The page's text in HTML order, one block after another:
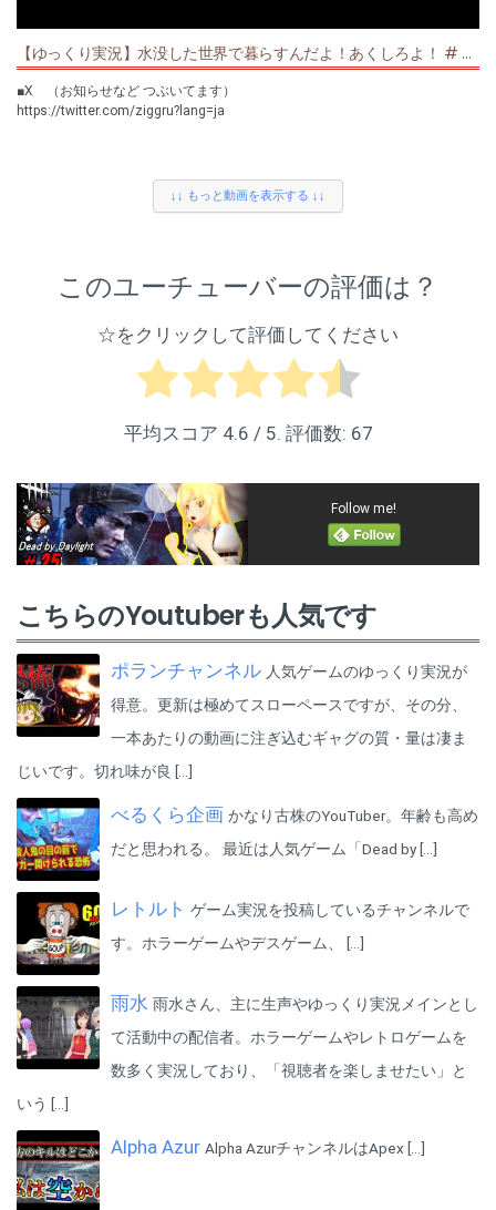
【MMD】
霊夢：にがもん様
http://ch.nicovideo.jp/super_sierra/blomaga/ar109409
魔理沙：にがもん様
【Arizona Sunshine】
https://www.youtube.com/playlist?
list=PL9WHkLDDeCHmYboex7Jb2a4FvJSoW4WU2
【BGM】
・魔王魂 様
http://maoudamashii.jokersounds.com/
・NoCopyrightSounds 様
https://www.youtube.com/channel/UC_aEa8K-EOJ3D6gOs7HcyNg
http://musmus.main.jp/
http://ch.nicovideo.jp/super_sierra/blomaga/ar109409
魔理沙：にがもん様
http://ch.nicovideo.jp/super_sierra/blomaga/ar109409
妖夢：アールビット様
http://www.nicovideo.jp/watch/sm17437131
【終了画面】
・妖夢の立ち絵･･･製作：ざっくチャン様（@Zaq_1129）
【I Expect You to Die】
mkLOPSorJxI
list=PL9WHkLDDeCHkw4bJUOiHOrhwpckFeFYCY
【単発リスト】
list=PL9WHkLDDeCHk6Le7x0ds1aLkPPjf6OsTv
https://www.youtube.com/playlist?list=PL9WHkLDDeCHkVQs0n7qrqM4-
list=PL9WHkLDDeCHmYboex7Jb2a4FvJSoW4WU2
【PARTY HARD】
https://www.youtube.com/playlist?list=PL9WHkLDDeCHlXopi-
【BGM】
・魔王魂 様
http://maoudamashii.jokersounds.com/
・NoCopyrightSounds 様
・mus mus 様
http://musmus.main.jp/
【MMD】
霊夢：にがもん様
http://ch.nicovideo.jp/super_sierra/blomaga/ar109409
魔理沙：にがもん様
http://ch.nicovideo.jp/super_sierra/blomaga/ar109409
妖夢：アールビット様
http://www.nicovideo.jp/watch/sm17437131
【終了画面】
・妖夢の立ち絵･･･製作：ざっくチャン様（@Zaq_1129）
【ゆっくり実況】水没した世界で暮らすんだよ！あくしろよ！ # 2 【Raft】
■X （お知らせなど つぶいてます）
https://twitter.com/ziggru?lang=ja
【DEAD BY DAYLIGHT】
list=PL9WHkLDDeCHmvVnq73Pcum8_ibX6kTpFl
【Friday the 13th The Game】
https://www.youtube.com/playlist?
mkLOPSorJxI
【Budget Cuts】
https://www.youtube.com/playlist?
list=PL9WHkLDDeCHkw4bJUOiHOrhwpckFeFYCY
【Beat Saber】
https://www.youtube.com/playlist?
【単発リスト】
https://www.youtube.com/playlist?
list=PL9WHkLDDeCHk6Le7x0ds1aLkPPjf6OsTv
【ジグルの息抜き】
xw7Q0t_dG
【Arizona Sunshine】
https://www.youtube.com/playlist?
【PARTY HARD】
https://www.youtube.com/playlist?list=PL9WHkLDDeCHlXopi-
Mzn1wtxoATWWj47C
------------------------------------
■使用素材一覧
【BGM】
http://maoudamashii.jokersounds.com/
・NoCopyrightSounds 様
https://www.youtube.com/channel/UC_aEa8K-EOJ3D6gOs7HcyNg
・mus mus 様
http://musmus.main.jp/
↓↓ もっと動画を表示する ↓↓
このユーチューバーの評価は？
☆をクリックして評価してください
平均スコア 4.6 / 5. 評価数: 67
Follow me!
こちらのYoutuberも人気です
ポランチャンネル 人気ゲームのゆっくり実況が
得意。更新は極めてスローペースですが、その分、
一本あたりの動画に注ぎ込むギャグの質・量は凄ま
じいです。切れ味が良 […]
べるくら企画 かなり古株のYouTuber。年齢も高め
だと思われる。 最近は人気ゲーム「Dead by […]
レトルト ゲーム実況を投稿しているチャンネルで
す。ホラーゲームやデスゲーム、 […]
雨水 雨水さん、主に生声やゆっくり実況メインとし
て活動中の配信者。ホラーゲームやレトロゲームを
数多く実況しており、「視聴者を楽しませたい」と
いう […]
Alpha Azur Alpha AzurチャンネルはApex […]